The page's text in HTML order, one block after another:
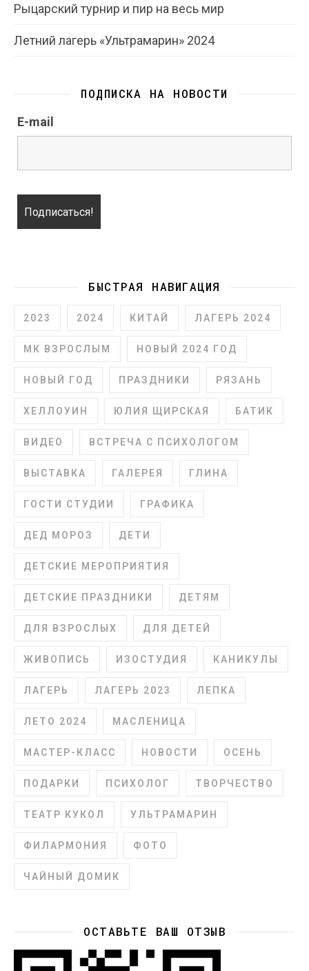
Рыцарский турнир и пир на весь мир
Летний лагерь «Ультрамарин» 2024
ПОДПИСКА НА НОВОСТИ
E-mail
БЫСТРАЯ НАВИГАЦИЯ
2023 2024 КИТАЙ ЛАГЕРЬ 2024
МК ВЗРОСЛЫМ НОВЫЙ 2024 ГОД
НОВЫЙ ГОД ПРАЗДНИКИ РЯЗАНЬ
ХЕЛЛОУИН ЮЛИЯ ЩИРСКАЯ БАТИК
ВИДЕО ВСТРЕЧА С ПСИХОЛОГОМ
ВЫСТАВКА ГАЛЕРЕЯ ГЛИНА
ГОСТИ СТУДИИ ГРАФИКА
ДЕД МОРОЗ ДЕТИ
ДЕТСКИЕ МЕРОПРИЯТИЯ
ДЕТСКИЕ ПРАЗДНИКИ ДЕТЯМ
ДЛЯ ВЗРОСЛЫХ ДЛЯ ДЕТЕЙ
ЖИВОПИСЬ ИЗОСТУДИЯ КАНИКУЛЫ
ЛАГЕРЬ ЛАГЕРЬ 2023 ЛЕПКА
ЛЕТО 2024 МАСЛЕНИЦА
МАСТЕР-КЛАСС НОВОСТИ ОСЕНЬ
ПОДАРКИ ПСИХОЛОГ ТВОРЧЕСТВО
ТЕАТР КУКОЛ УЛЬТРАМАРИН
ФИЛАРМОНИЯ ФОТО
ЧАЙНЫЙ ДОМИК
ОСТАВЬТЕ ВАШ ОТЗЫВ